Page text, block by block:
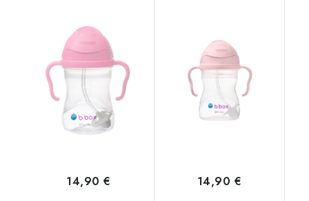
14,90 € 14,90 €